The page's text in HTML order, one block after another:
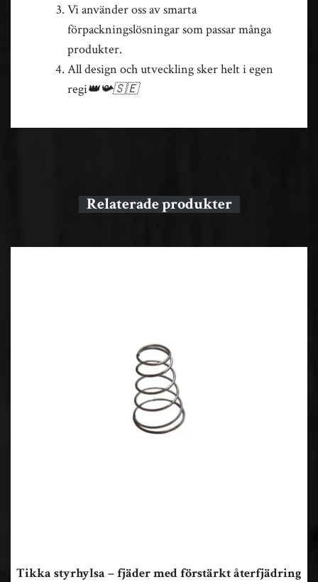
Vi använder oss av smarta
förpackningslösningar som passar många
produkter.
All design och utveckling sker helt i egen
regi👑📯🇸🇪
Tikka styrhylsa – fjäder med förstärkt återfjädring